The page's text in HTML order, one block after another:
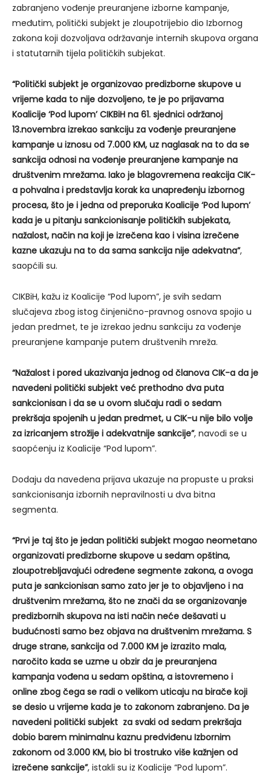
zabranjeno vođenje preuranjene izborne kampanje,
međutim, politički subjekt je zloupotrijebio dio Izbornog
zakona koji dozvoljava održavanje internih skupova organa
i statutarnih tijela političkih subjekat.
“Politički subjekt je organizovao predizborne skupove u
vrijeme kada to nije dozvoljeno, te je po prijavama
Koalicije ‘Pod lupom’ CIKBiH na 61. sjednici održanoj
13.novembra izrekao sankciju za vođenje preuranjene
kampanje u iznosu od 7.000 KM, uz naglasak na to da se
sankcija odnosi na vođenje preuranjene kampanje na
društvenim mrežama. Iako je blagovremena reakcija CIK-
a pohvalna i predstavlja korak ka unapređenju izbornog
procesa, što je i jedna od preporuka Koalicije ‘Pod lupom’
kada je u pitanju sankcionisanje političkih subjekata,
nažalost, način na koji je izrečena kao i visina izrečene
kazne ukazuju na to da sama sankcija nije adekvatna”,
saopćili su.
CIKBiH, kažu iz Koalicije “Pod lupom”, je svih sedam
slučajeva zbog istog činjenično-pravnog osnova spojio u
jedan predmet, te je izrekao jednu sankciju za vođenje
preuranjene kampanje putem društvenih mreža.
“Nažalost i pored ukazivanja jednog od članova CIK-a da je
navedeni politički subjekt već prethodno dva puta
sankcionisan i da se u ovom slučaju radi o sedam
prekršaja spojenih u jedan predmet, u CIK-u nije bilo volje
za izricanjem strožije i adekvatnije sankcije”, navodi se u
saopćenju iz Koalicije “Pod lupom”.
Dodaju da navedena prijava ukazuje na propuste u praksi
sankcionisanja izbornih nepravilnosti u dva bitna
segmenta.
“Prvi je taj što je jedan politički subjekt mogao neometano
organizovati predizborne skupove u sedam opština,
zloupotrebljavajući određene segmente zakona, a ovoga
puta je sankcionisan samo zato jer je to objavljeno i na
društvenim mrežama, što ne znači da se organizovanje
predizbornih skupova na isti način neće dešavati u
budućnosti samo bez objava na društvenim mrežama. S
druge strane, sankcija od 7.000 KM je izrazito mala,
naročito kada se uzme u obzir da je preuranjena
kampanja vođena u sedam opština, a istovremeno i
online zbog čega se radi o velikom uticaju na birače koji
se desio u vrijeme kada je to zakonom zabranjeno. Da je
navedeni politički subjekt za svaki od sedam prekršaja
dobio barem minimalnu kaznu predviđenu Izbornim
zakonom od 3.000 KM, bio bi trostruko više kažnjen od
izrečene sankcije”, istakli su iz Koalicije “Pod lupom”.